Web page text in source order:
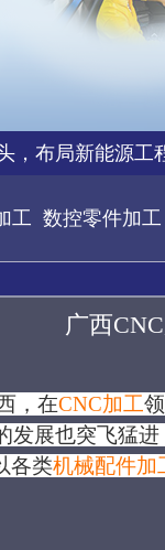
，布局新能源工
工 数控零件加工
广西
，在CNC加工
发展也突飞猛
各类机械配件加